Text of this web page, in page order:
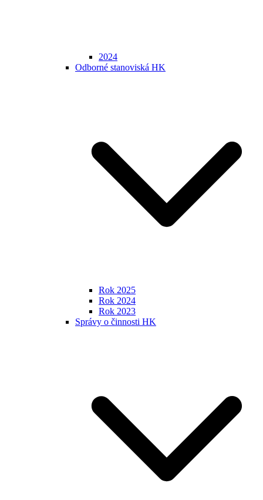
2024
Odborné stanoviská HK
Rok 2025
Rok 2024
Rok 2023
Správy o činnosti HK